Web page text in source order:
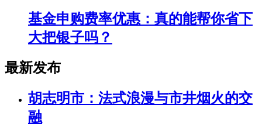
基金申购费率优惠：真的能帮你省下
大把银子吗？
最新发布
胡志明市：法式浪漫与市井烟火的交
融